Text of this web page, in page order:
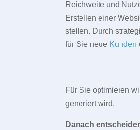
Reichweite und
Erstellen einer
stellen. Durch
für Sie neue Kunden
Für Sie optimieren
generiert wird.
Danach